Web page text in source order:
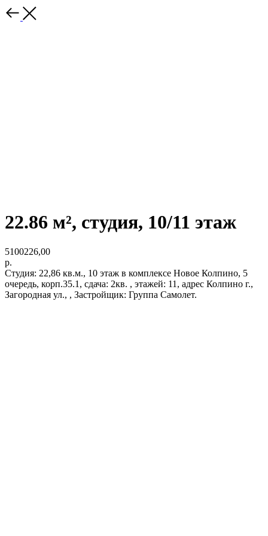
22.86 м², студия, 10/11 этаж
5100226,00
р.
Студия: 22,86 кв.м., 10 этаж в комплексе Новое Колпино, 5
очередь, корп.35.1, сдача: 2кв. , этажей: 11, адрес Колпино г.,
Загородная ул., , Застройщик: Группа Самолет.